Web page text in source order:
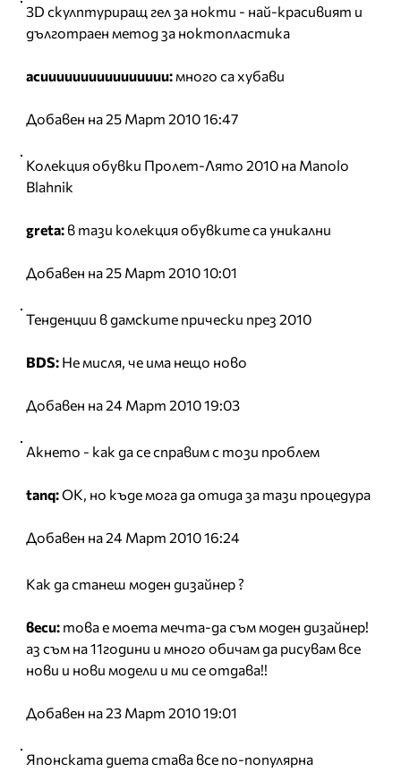
3D скулптуриращ гел за нокти - най-красивият и
дълготраен метод за ноктопластика
асииииииииииииииии:много са хубави
Добавен на 25 Март 2010 16:47
Колекция обувки Пролет-Лято 2010 на Manolo
Blahnik
greta: в тази колекция обувките са уникални
Добавен на 25 Март 2010 10:01
Тенденции в дамските прически през 2010
BDS: Не мисля, че има нещо ново
Добавен на 24 Март 2010 19:03
Акнето - как да се справим с този проблем
tanq:ОК, но къде мога да отида за тази процедура
Добавен на 24 Март 2010 16:24
Как да станеш моден дизайнер ?
веси: това е моета мечта-да съм моден дизайнер!
аз съм на 11години и много обичам да рисувам все
нови и нови модели и ми се отдава!!
Добавен на 23 Март 2010 19:01
Японската диета става все по-популярна